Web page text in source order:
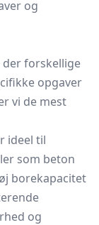
og
forskellige
opgaver
vi de mest
ideel til
som beton
borekapacitet
og